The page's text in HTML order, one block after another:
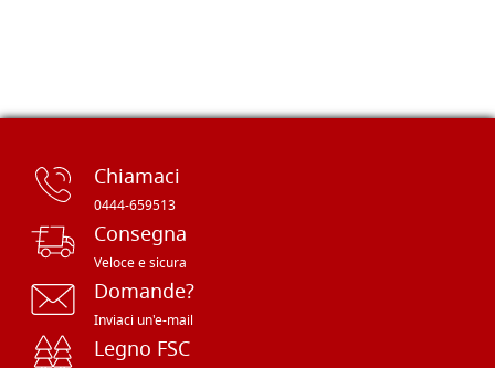
Chiamaci
0444-659513
Consegna
Veloce e sicura
Domande?
Inviaci un'e-mail
Legno FSC